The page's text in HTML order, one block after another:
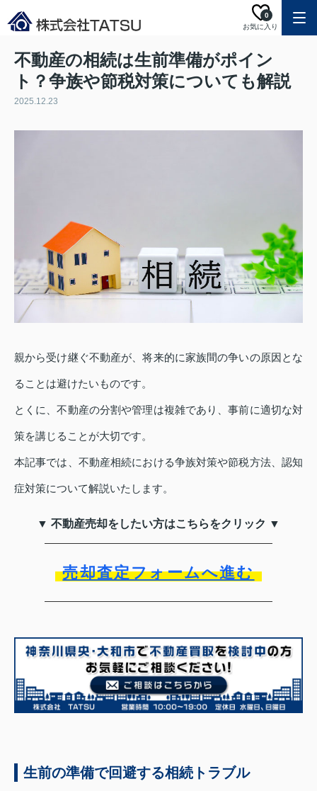
お気に入り
0
不動産の相続は生前準備がポイン
ト？争族や節税対策についても解説
2025.12.23
親から受け継ぐ不動産が、将来的に家族間の争いの原因とな
ることは避けたいものです。
とくに、不動産の分割や管理は複雑であり、事前に適切な対
策を講じることが大切です。
本記事では、不動産相続における争族対策や節税方法、認知
症対策について解説いたします。
▼ 不動産売却をしたい方はこちらをクリック ▼
売却査定フォームへ進む
生前の準備で回避する相続トラブル